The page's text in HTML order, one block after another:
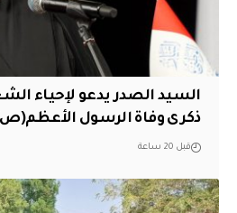
السيد الصدر يدعو لإحياء
ذكرى وفاة الرسول
قبل 20 ساعة